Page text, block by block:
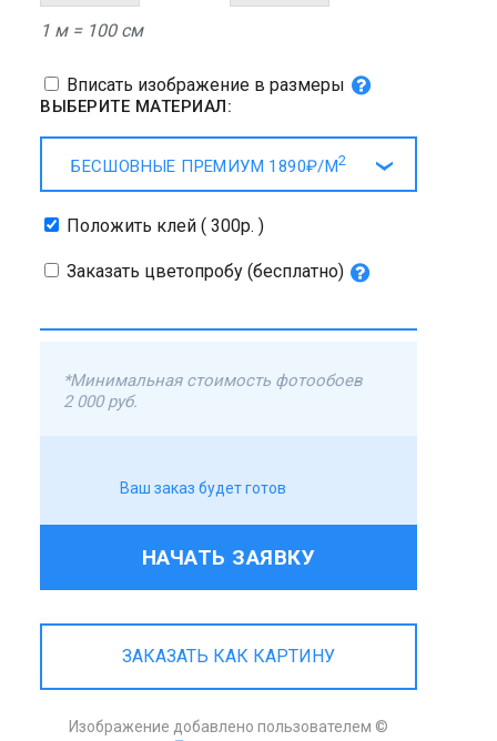
1 м = 100 см
Вписать изображение в размеры
ВЫБЕРИТЕ МАТЕРИАЛ:
БЕСШОВНЫЕ ПРЕМИУМ 1890₽/М2
Положить клей ( 300р. )
Заказать цветопробу (бесплатно)
*Минимальная стоимость фотообоев
2 000 руб.
Ваш заказ будет готов
НАЧАТЬ ЗАЯВКУ
ЗАКАЗАТЬ КАК КАРТИНУ
Изображение добавлено пользователем ©